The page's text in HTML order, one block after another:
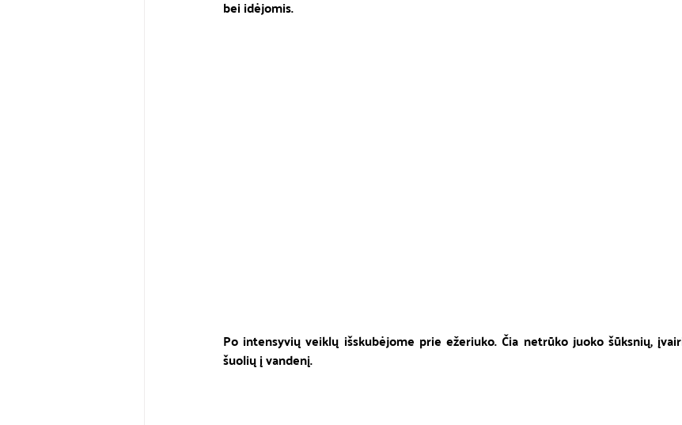
bei idėjomis.
Po intensyvių veiklų išskubėjome prie ežeriuko. Čia netrūko juoko šūksnių,
šuolių į vandenį.